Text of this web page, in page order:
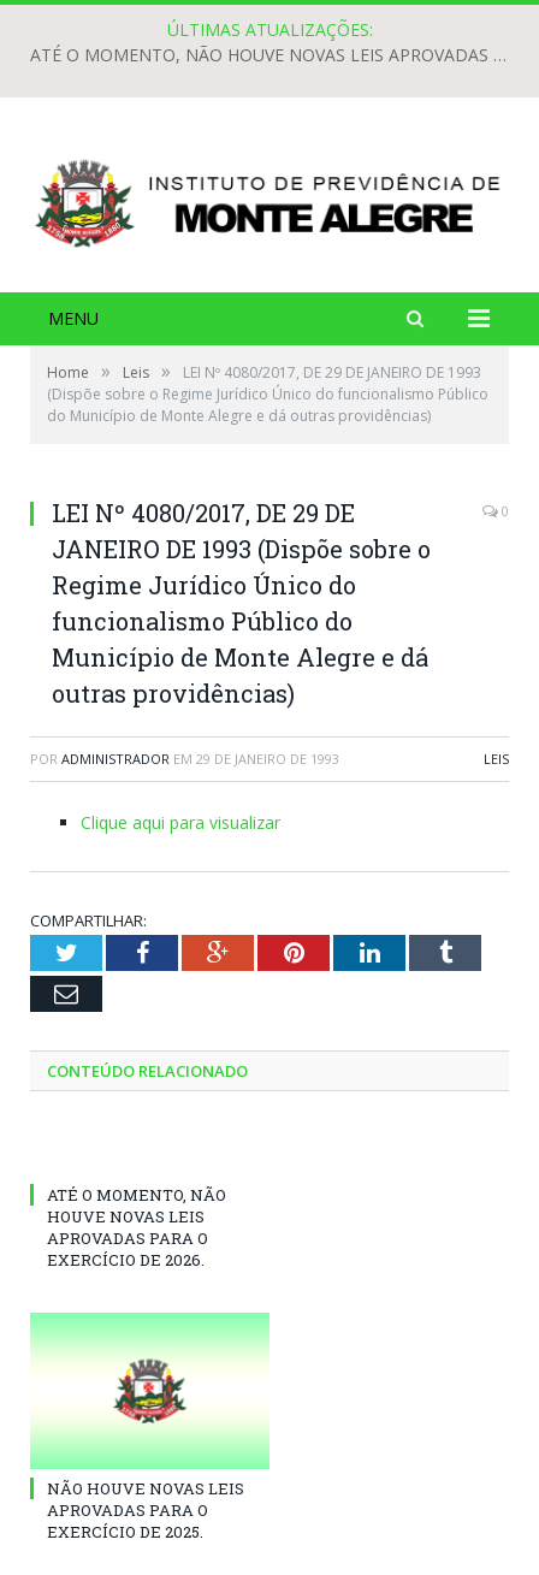
ÚLTIMAS ATUALIZAÇÕES:
ATÉ O MOMENTO, NÃO HOUVE NOVAS LEIS APROVADAS PARA O EXERCÍCIO DE 2026.
MENU
Home » Leis »
LEI Nº 4080/2017, DE 29 DE JANEIRO DE 1993
(Dispõe sobre o Regime Jurídico Único do funcionalismo Público
do Município de Monte Alegre e dá outras providências)
LEI Nº 4080/2017, DE 29 DE
JANEIRO DE 1993 (Dispõe sobre o
Regime Jurídico Único do
funcionalismo Público do
Município de Monte Alegre e dá
outras providências)
0
POR ADMINISTRADOR EM 29 DE JANEIRO DE 1993 LEIS
Clique aqui para visualizar
COMPARTILHAR:
TwitterFacebookGoogle+PinterestLinkedInTumblr
Email
CONTEÚDO RELACIONADO
ATÉ O MOMENTO, NÃO
HOUVE NOVAS LEIS
APROVADAS PARA O
EXERCÍCIO DE 2026.
NÃO HOUVE NOVAS LEIS
APROVADAS PARA O
EXERCÍCIO DE 2025.